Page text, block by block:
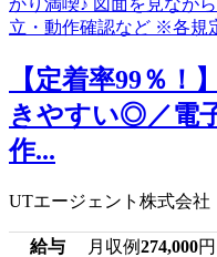
【定着率99％！
きやすい◎／電
作...
UTエージェント株式会社
給与 月収例274,000円